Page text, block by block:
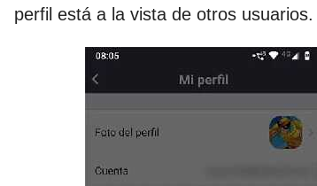
perfil está a la vista de otros usuarios.